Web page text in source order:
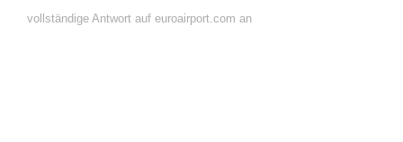
vollständige Antwort auf euroairport.com an